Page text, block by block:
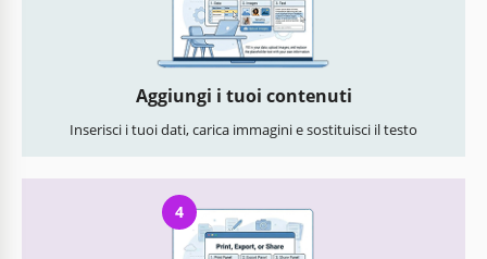
Aggiungi i tuoi contenuti
Inserisci i tuoi dati, carica immagini e sostituisci il testo
4